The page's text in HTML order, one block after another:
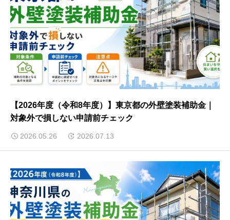
【2026年度（令和8年度）】東京都の外壁塗装補助金｜
対象外で損しない申請前チェック
2026.05.26 2026.07.13